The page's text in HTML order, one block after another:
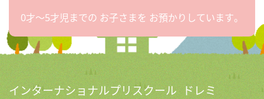
0才〜5才児までの お子さまを お預かりしています。
インターナショナルプリスクール ドレミ